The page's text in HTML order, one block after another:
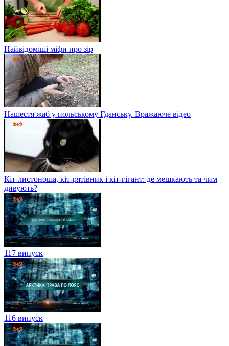
Найвідоміші міфи про зір
Нашестя жаб у польському Гданську. Вражаюче відео
Кіт-листоноша, кіт-рятівник і кіт-гігант: де мешкають та чим
дивують?
117 випуск
116 випуск